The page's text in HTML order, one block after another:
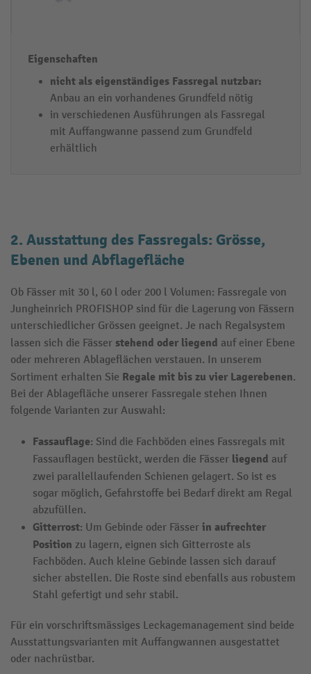
nicht als eigenständiges Fassregal nutzbar:
Anbau an ein vorhandenes Grundfeld nötig
in verschiedenen Ausführungen als Fassregal
mit Auffangwanne passend zum Grundfeld
erhältlich
2. Ausstattung des Fassregals: Grösse,
Ebenen und Abflagefläche
Ob Fässer mit 30 l, 60 l oder 200 l Volumen: Fassregale von
Jungheinrich PROFISHOP sind für die Lagerung von Fässern
unterschiedlicher Grössen geeignet. Je nach Regalsystem
lassen sich die Fässer stehend oder liegend auf einer Ebene
oder mehreren Ablageflächen verstauen. In unserem
Sortiment erhalten Sie Regale mit bis zu vier Lagerebenen.
Bei der Ablagefläche unserer Fassregale stehen Ihnen
folgende Varianten zur Auswahl:
Fassauflage: Sind die Fachböden eines Fassregals mit
Fassauflagen bestückt, werden die Fässer liegend auf
zwei parallellaufenden Schienen gelagert. So ist es
sogar möglich, Gefahrstoffe bei Bedarf direkt am Regal
abzufüllen.
Gitterrost: Um Gebinde oder Fässer in aufrechter
Position zu lagern, eignen sich Gitterroste als
Fachböden. Auch kleine Gebinde lassen sich darauf
sicher abstellen. Die Roste sind ebenfalls aus robustem
Stahl gefertigt und sehr stabil.
Für ein vorschriftsmässiges Leckagemanagement sind beide
Ausstattungsvarianten mit Auffangwannen ausgestattet
oder nachrüstbar.